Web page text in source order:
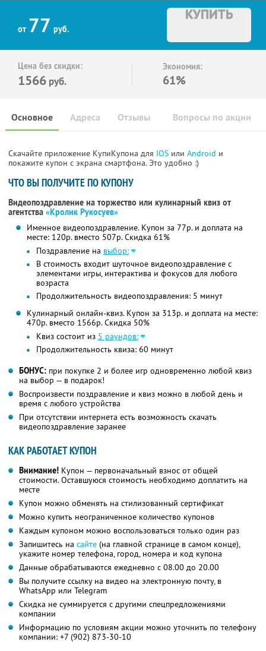
от 77 руб.
КУПИТЬ
Цена без скидки:
1566 руб.
Экономия:
61%
Основное Отзывы Вопросы по акции
Адреса
Скачайте приложение КупиКупона для IOS или Android и
покажите купон с экрана смартфона. Это удобно :)
ЧТО ВЫ ПОЛУЧИТЕ ПО КУПОНУ
Видеопоздравление на торжество или кулинарный квиз от
агентства «Кролик Рукосуев»
Именное видеопоздравление. Купон за 77р. и доплата на
месте: 120р. вместо 507р.Скидка 61%
Поздравление на выбор:
В стоимость входит шуточное видеопоздравление с
элементами игры, интерактива и фокусов для любого
возраста
Продолжительность видеопоздравления: 5 минут
Кулинарный онлайн-квиз. Купон за 313р. и доплата на месте:
470р. вместо 1566р.Скидка 50%
Квиз состоит из 5 раундов:
Продолжительность квиза: 60 минут
БОНУС: при покупке 2 и более игр одновременно любой квиз
на выбор — в подарок!
Воспроизвести поздравление и квиз можно в любой день и
время с любого устройства
При отсутствии интернета есть возможность скачать
видеопоздравление заранее
КАК РАБОТАЕТ КУПОН
Внимание! Купон — первоначальный взнос от общей
стоимости. Оставшуюся стоимость необходимо доплатить на
месте
Купон можно обменять на стилизованный сертификат
Можно купить неограниченное количество купонов
Каждым купоном можно воспользоваться только один раз
Запишитесь на сайте (на главной странице в самом конце),
укажите номер телефона, город, номера и код купона
Данные обрабатываются ежедневно с 08.00 до 20.00
Вы получите ссылку на видео на электронную почту, в
WhatsApp или Telegram
Скидка не суммируется с другими спецпредложениями
компании
Информацию по условиям акции можно уточнить по телефону
компании: +7 (902) 873-30-10